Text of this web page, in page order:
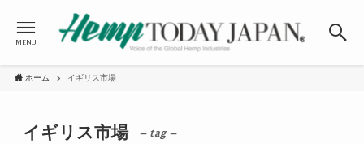
MENU
ホーム イギリス市場
イギリス市場 – tag –